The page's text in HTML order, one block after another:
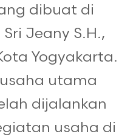
dibuat di
Jeany S.H.,
Yogyakarta.
utama
dijalankan
usaha di